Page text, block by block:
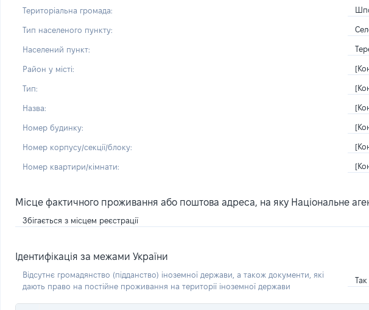
Територіальна громада:
Тип населеного пункту:
Населений пункт:
Район у місті:
Тип:
Назва:
Номер будинку:
Номер корпусу/секції/блоку:
Номер квартири/кімнати:
Місце фактичного проживання або поштова адреса, на яку Національне
Збігається з місцем реєстрації
Ідентифікація за межами України
Відсутнє громадянство (підданство) іноземної держави, а також документи, які
дають право на постійне проживання на території іноземної держави
Так